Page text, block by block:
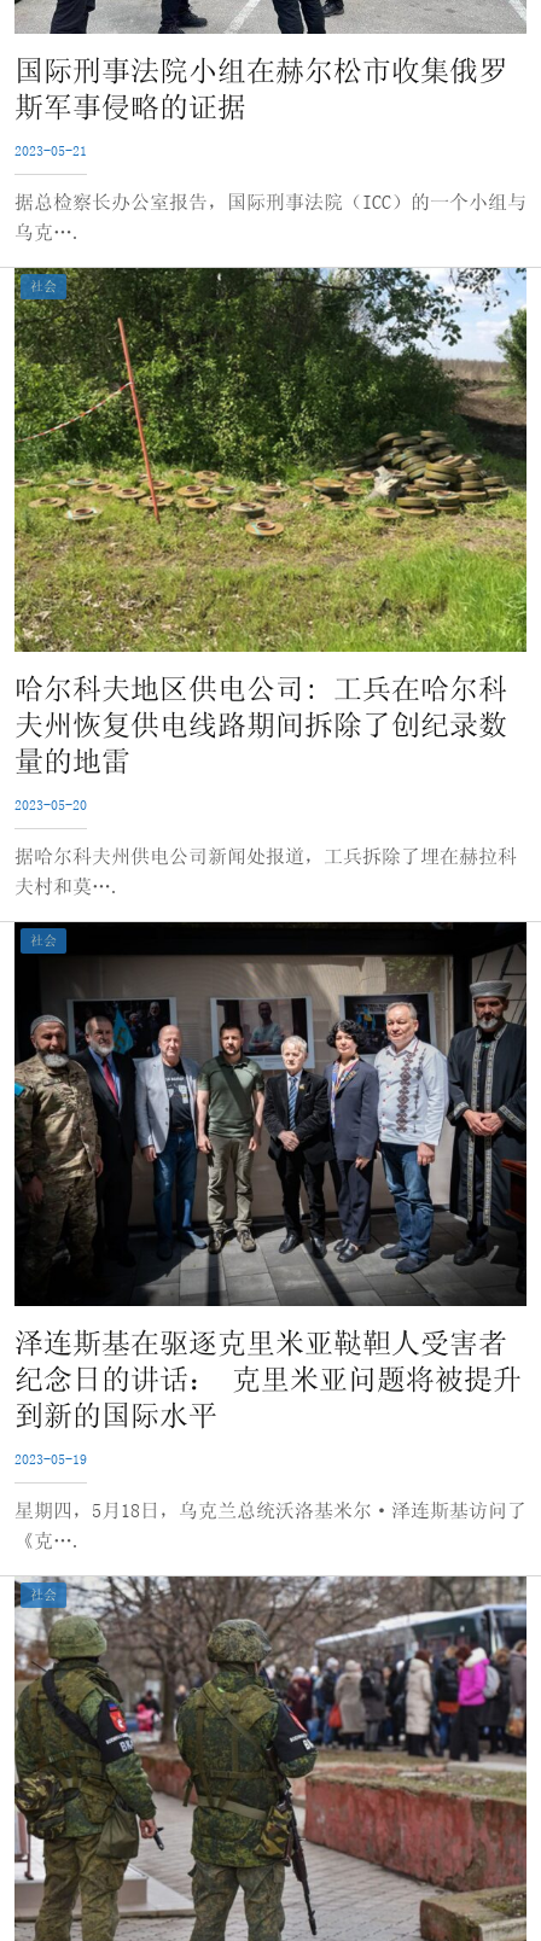
国际刑事法院小组在赫尔松市收集俄罗
斯军事侵略的证据
2023-05-21
据总检察长办公室报告，国际刑事法院（ICC）的一个小组与
乌克….
社会
哈尔科夫地区供电公司: 工兵在哈尔科
夫州恢复供电线路期间拆除了创纪录数
量的地雷
2023-05-20
据哈尔科夫州供电公司新闻处报道，工兵拆除了埋在赫拉科
夫村和莫….
社会
泽连斯基在驱逐克里米亚鞑靼人受害者
纪念日的讲话： 克里米亚问题将被提升
到新的国际水平
2023-05-19
星期四，5月18日，乌克兰总统沃洛基米尔·泽连斯基访问了
《克….
社会